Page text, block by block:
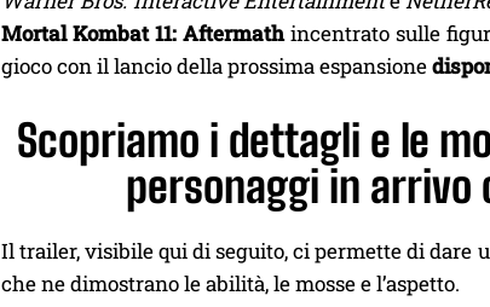
Mortal Kombat 11: Aftermathincentrato sulle
gioco con il lancio della prossima espansione
Scopriamo i dettagli e le
personaggi in arrivo
Il trailer, visibile qui di seguito, ci permette di dare
che ne dimostrano le abilità, le mosse e l’aspetto.